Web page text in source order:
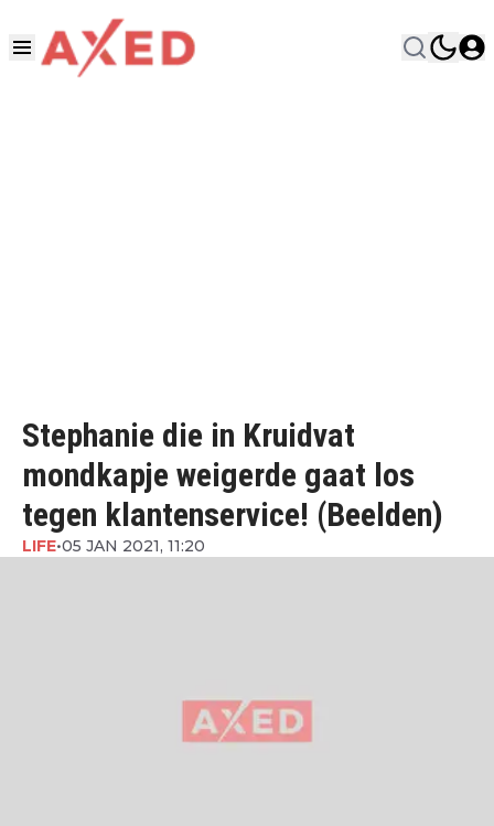
Stephanie die in Kruidvat
mondkapje weigerde gaat los
tegen klantenservice! (Beelden)
LIFE•05 JAN 2021, 11:20